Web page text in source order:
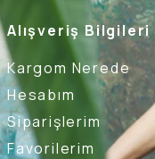
Alışveriş Bilgileri
Kargom Nerede
Hesabım
Siparişlerim
Favorilerim